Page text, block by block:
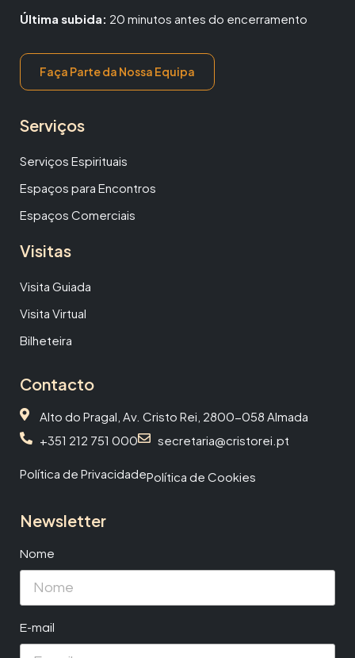
Última subida: 20 minutos antes do encerramento
Faça Parte da Nossa Equipa
Serviços
Serviços Espirituais
Espaços para Encontros
Espaços Comerciais
Visitas
Visita Guiada
Visita Virtual
Bilheteira
Contacto
Alto do Pragal, Av. Cristo Rei, 2800-058 Almada
+351 212 751 000
secretaria@cristorei.pt
Política de PrivacidadePolítica de Cookies
Newsletter
Nome
E-mail